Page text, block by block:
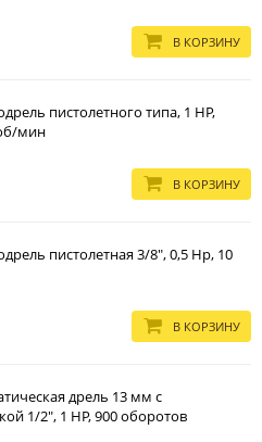
В КОРЗИНУ
пистолетного типа, 1 HP,
мин
В КОРЗИНУ
пистолетная 3/8", 0,5 Hp, 10
В КОРЗИНУ
дрель 13 мм с
1/2", 1 HP, 900 оборотов